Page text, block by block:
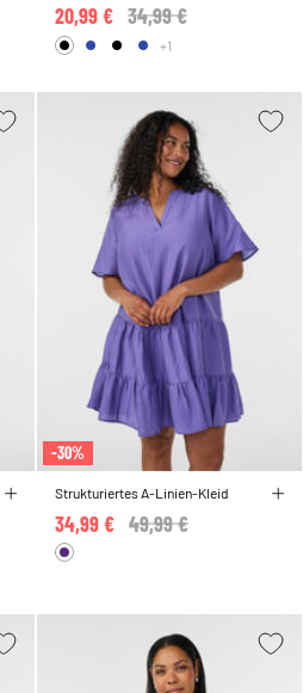
Price reduced from
34,99 €
20,99 €
+1
-30%
Strukturiertes A-Linien-Kleid
Price reduced from
49,99 €
34,99 €